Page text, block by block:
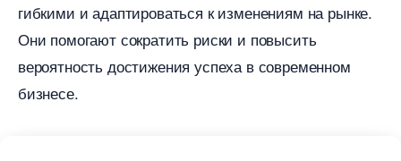
ибкими и адаптироваться к изменениям на рынке.
Они помогают сократить риски и повысить
ероятность достижения успеха в современном
изнесе.